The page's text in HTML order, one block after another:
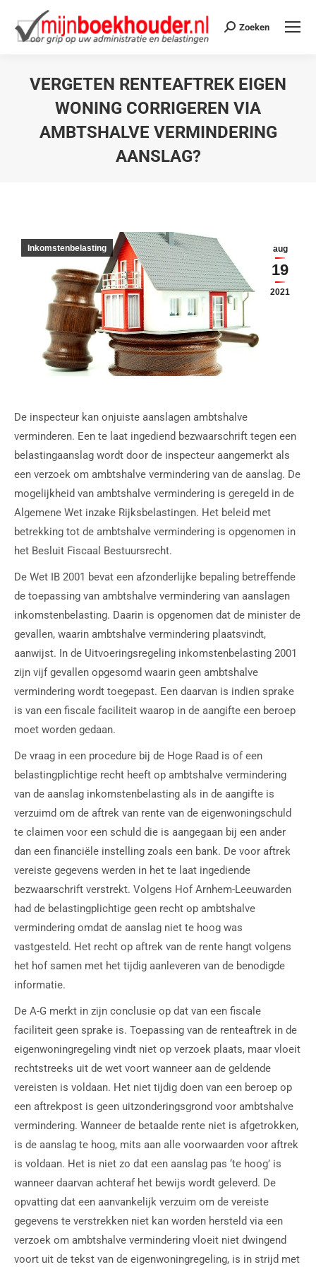
Zoeken
VERGETEN RENTEAFTREK EIGEN
WONING CORRIGEREN VIA
AMBTSHALVE VERMINDERING
AANSLAG?
aug
19
2021
Inkomstenbelasting
De inspecteur kan onjuiste aanslagen ambtshalve
verminderen. Een te laat ingediend bezwaarschrift tegen een
belastingaanslag wordt door de inspecteur aangemerkt als
een verzoek om ambtshalve vermindering van de aanslag. De
mogelijkheid van ambtshalve vermindering is geregeld in de
Algemene Wet inzake Rijksbelastingen. Het beleid met
betrekking tot de ambtshalve vermindering is opgenomen in
het Besluit Fiscaal Bestuursrecht.
De Wet IB 2001 bevat een afzonderlijke bepaling betreffende
de toepassing van ambtshalve vermindering van aanslagen
inkomstenbelasting. Daarin is opgenomen dat de minister de
gevallen, waarin ambtshalve vermindering plaatsvindt,
aanwijst. In de Uitvoeringsregeling inkomstenbelasting 2001
zijn vijf gevallen opgesomd waarin geen ambtshalve
vermindering wordt toegepast. Een daarvan is indien sprake
is van een fiscale faciliteit waarop in de aangifte een beroep
moet worden gedaan.
De vraag in een procedure bij de Hoge Raad is of een
belastingplichtige recht heeft op ambtshalve vermindering
van de aanslag inkomstenbelasting als in de aangifte is
verzuimd om de aftrek van rente van de eigenwoningschuld
te claimen voor een schuld die is aangegaan bij een ander
dan een financiële instelling zoals een bank. De voor aftrek
vereiste gegevens werden in het te laat ingediende
bezwaarschrift verstrekt. Volgens Hof Arnhem-Leeuwarden
had de belastingplichtige geen recht op ambtshalve
vermindering omdat de aanslag niet te hoog was
vastgesteld. Het recht op aftrek van de rente hangt volgens
het hof samen met het tijdig aanleveren van de benodigde
informatie.
De A-G merkt in zijn conclusie op dat van een fiscale
faciliteit geen sprake is. Toepassing van de renteaftrek in de
eigenwoningregeling vindt niet op verzoek plaats, maar vloeit
rechtstreeks uit de wet voort wanneer aan de geldende
vereisten is voldaan. Het niet tijdig doen van een beroep op
een aftrekpost is geen uitzonderingsgrond voor ambtshalve
vermindering. Wanneer de betaalde rente niet is afgetrokken,
is de aanslag te hoog, mits aan alle voorwaarden voor aftrek
is voldaan. Het is niet zo dat een aanslag pas ‘te hoog’ is
wanneer daarvan achteraf het bewijs wordt geleverd. De
opvatting dat een aanvankelijk verzuim om de vereiste
gegevens te verstrekken niet kan worden hersteld via een
verzoek om ambtshalve vermindering vloeit niet dwingend
voort uit de tekst van de eigenwoningregeling, is in strijd met